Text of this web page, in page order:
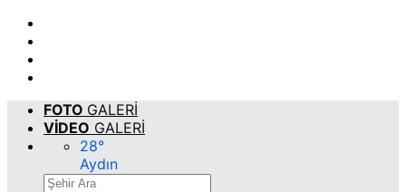
FOTO GALERİ
VİDEO GALERİ
28°
Aydın